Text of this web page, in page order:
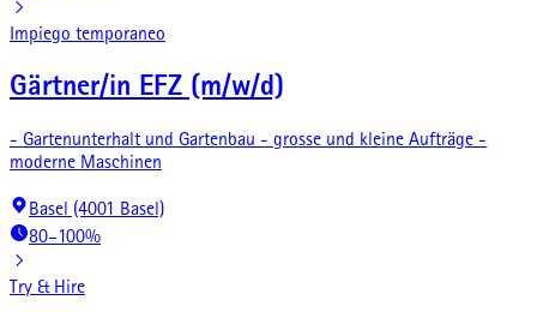
Impiego temporaneo
Gärtner/in EFZ (m/w/d)
- Gartenunterhalt und Gartenbau - grosse und kleine Aufträge -
moderne Maschinen
Basel (4001 Basel)
80–100%
Try & Hire